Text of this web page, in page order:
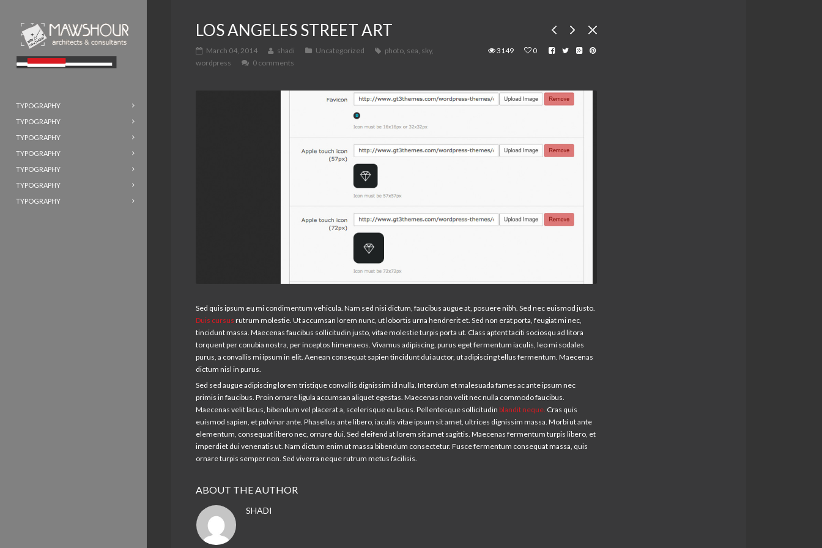
TYPOGRAPHY
TYPOGRAPHY
TYPOGRAPHY
TYPOGRAPHY
TYPOGRAPHY
TYPOGRAPHY
TYPOGRAPHY
LOS ANGELES STREET ART
March 04, 2014 shadi Uncategorized photo, sea, sky,
wordpress
0 comments
3149 0
Sed quis ipsum eu mi condimentum vehicula. Nam sed nisi dictum, faucibus augue at, posuere nibh. Sed nec euismod justo.
Duis cursus rutrum molestie. Ut accumsan lorem nunc, ut lobortis urna hendrerit et. Sed non erat porta, feugiat mi nec,
tincidunt massa. Maecenas faucibus sollicitudin justo, vitae molestie turpis porta ut. Class aptent taciti sociosqu ad litora
torquent per conubia nostra, per inceptos himenaeos. Vivamus adipiscing, purus eget fermentum iaculis, leo mi sodales
purus, a convallis mi ipsum in elit. Aenean consequat sapien tincidunt dui auctor, ut adipiscing tellus fermentum. Maecenas
dictum nisl in purus.
Sed sed augue adipiscing lorem tristique convallis dignissim id nulla. Interdum et malesuada fames ac ante ipsum nec
primis in faucibus. Proin ornare ligula accumsan aliquet egestas. Maecenas non velit nec nulla commodo faucibus.
Maecenas velit lacus, bibendum vel placerat a, scelerisque eu lacus. Pellentesque sollicitudin blandit neque. Cras quis
euismod sapien, et pulvinar ante. Phasellus ante libero, iaculis vitae ipsum sit amet, ultrices dignissim massa. Morbi ut ante
elementum, consequat libero nec, ornare dui. Sed eleifend at lorem sit amet sagittis. Maecenas fermentum turpis libero, et
imperdiet dui venenatis ut. Nam dictum enim ut massa bibendum consectetur. Fusce fermentum consequat massa, quis
ornare turpis semper non. Sed viverra neque rutrum metus facilisis.
ABOUT THE AUTHOR
SHADI